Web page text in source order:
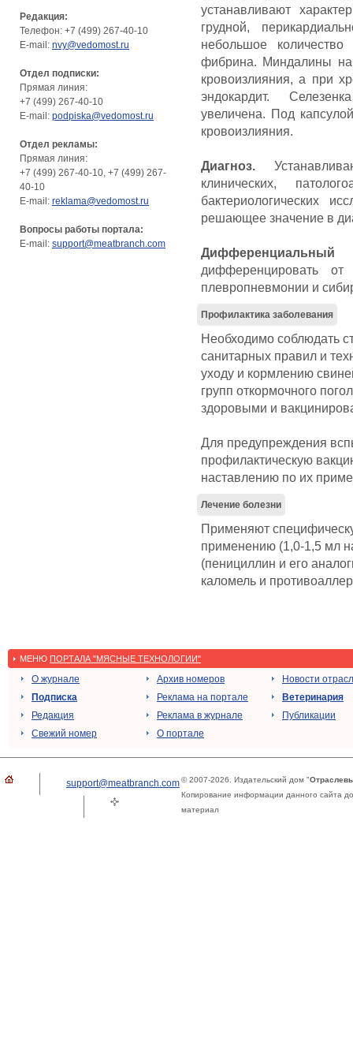
Редакция:
Телефон: +7 (499) 267-40-10
E-mail: nvy@vedomost.ru
Отдел подписки:
Прямая линия:
+7 (499) 267-40-10
E-mail: podpiska@vedomost.ru
Отдел рекламы:
Прямая линия:
+7 (499) 267-40-10, +7 (499) 267-
40-10
E-mail: reklama@vedomost.ru
Вопросы работы портала:
E-mail: support@meatbranch.com
устанавливают
грудной,
небольшое
фибрина. Миндалины
кровоизлияния, а при
эндокардит.
увеличена. Под
кровоизлияния.
Диагноз.
клинических,
бактериологических
решающее значение в
дифференцировать от
плевропневмонии и
Профилактика заболевания
Необходимо соблюдать
санитарных правил и
уходу и кормлению
групп откормочного
здоровыми и
Для предупреждения
профилактическую
наставлению по их
Лечение болезни
Применяют
применению (1,0-1,5 мл
(пенициллин и его
каломель и
МЕНЮ ПОРТАЛА "МЯСНЫЕ ТЕХНОЛОГИИ"
О журнале
Подписка
Редакция
Свежий номер
Архив номеров
Реклама на портале
Реклама в журнале
О портале
Новости
Ветеринария
Публикации
support@meatbranch.com© 2007-2026. Издательский дом "
Копирование информации данного сайта
материал